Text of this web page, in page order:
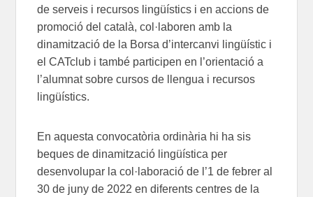
de serveis i recursos lingüístics i en accions de
promoció del català, col·laboren amb la
dinamització de la Borsa d’intercanvi lingüístic i
el CATclub i també participen en l’orientació a
l’alumnat sobre cursos de llengua i recursos
lingüístics.
En aquesta convocatòria ordinària hi ha sis
beques de dinamització lingüística per
desenvolupar la col·laboració de l’1 de febrer al
30 de juny de 2022 en diferents centres de la